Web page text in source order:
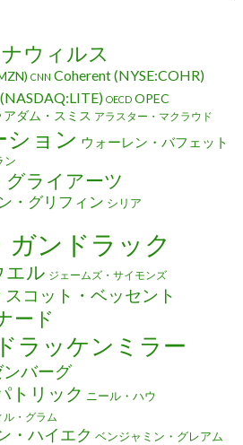
ウィルス
CNN Coherent (NYSE:COHR)
OECD OPEC
アダム・スミス アラスター・マクラウド
ション ウォーレン・バフェット
ン
ライアーツ
・グリフィン シリア
ガンドラック
エル ジェームズ・サイモンズ
スコット・ベッセント
ード
ラッケンミラー
バーグ
トリック ニール・ハウ
ル・グラム
・ハイエク ベンジャミン・グレアム